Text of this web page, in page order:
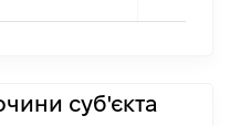
суб'єкта